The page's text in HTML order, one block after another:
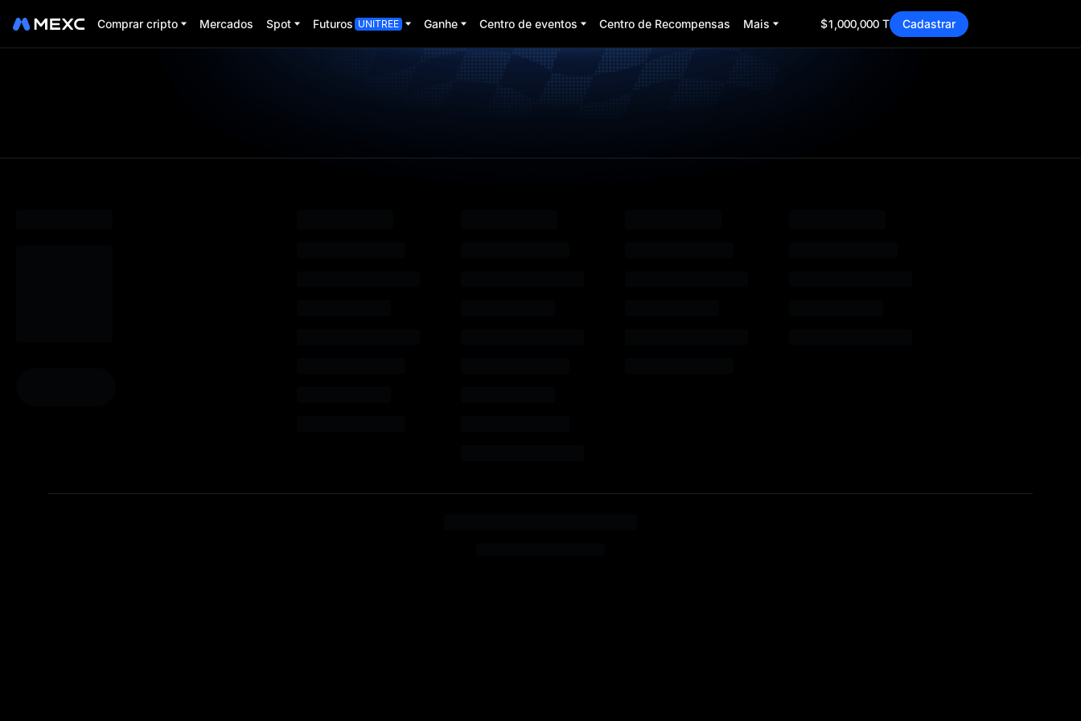
Comprar cripto Mercados Spot Futuros UNITREE Ganhe Centro de eventos Centro de Recompensas Mais $1,000,000 TradFi Gala
Cadastrar